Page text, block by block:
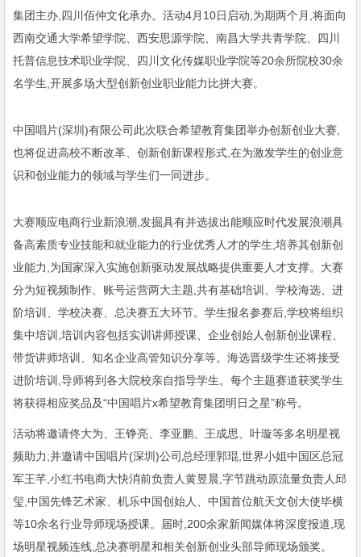
集团主办,四川佰仲文化承办。活动4月10日启动,为期两个月,将面向
西南交通大学希望学院、西安思源学院、南昌大学共青学院、四川
托普信息技术职业学院、四川文化传媒职业学院等20余所院校30余
名学生,开展多场大型创新创业职业能力比拼大赛。
中国唱片(深圳)有限公司此次联合希望教育集团举办创新创业大赛,
也将促进高校不断改革、创新创新课程形式,在为激发学生的创业意
识和创业能力的领域与学生们一同进步。
大赛顺应电商行业新浪潮,发掘具有并选拔出能顺应时代发展浪潮具
备高素质专业技能和就业能力的行业优秀人才的学生,培养其创新创
业能力,为国家深入实施创新驱动发展战略提供重要人才支撑。大赛
分为短视频制作、账号运营两大主题,共有基础培训、学校海选、进
阶培训、学校决赛、总决赛五大环节。学生报名参赛后,学校将组织
集中培训,培训内容包括实训讲师授课、企业创始人创新创业课程、
带货讲师培训、知名企业高管知识分享等。海选晋级学生还将接受
进阶培训,导师将到各大院校亲自指导学生。每个主题赛道获奖学生
将获得相应奖品及“中国唱片x希望教育集团明日之星”称号。
活动将邀请佟大为、王铮亮、李亚鹏、王成思、叶璇等多名明星视
频助力;并邀请中国唱片(深圳)公司总经理郭琨,世界小姐中国区总冠
军王芊,小红书电商大快消前负责人黄昱晨,字节跳动原流量负责人邱
玺,中国先锋艺术家、机乐中国创始人、中国首位航天文创大使毕横
等10余名行业导师现场授课。届时,200余家新闻媒体将深度报道,现
场明星视频连线,总决赛明星和相关创新创业头部导师现场颁奖。